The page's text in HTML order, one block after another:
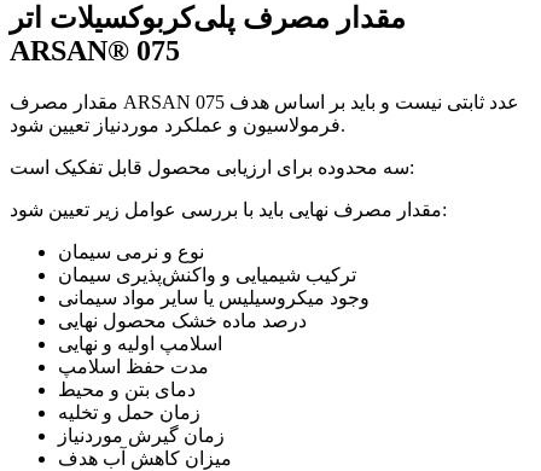
مقدار مصرف پلی‌کربوکسیلات اتر
ARSAN® 075
مقدار مصرف ARSAN 075 عدد ثابتی نیست و باید بر اساس هدف
فرمولاسیون و عملکرد موردنیاز تعیین شود.
سه محدوده برای ارزیابی محصول قابل تفکیک است:
مقدار مصرف نهایی باید با بررسی عوامل زیر تعیین شود:
نوع و نرمی سیمان
ترکیب شیمیایی و واکنش‌پذیری سیمان
وجود میکروسیلیس یا سایر مواد سیمانی
درصد ماده خشک محصول نهایی
اسلامپ اولیه و نهایی
مدت حفظ اسلامپ
دمای بتن و محیط
زمان حمل و تخلیه
زمان گیرش موردنیاز
میزان کاهش آب هدف